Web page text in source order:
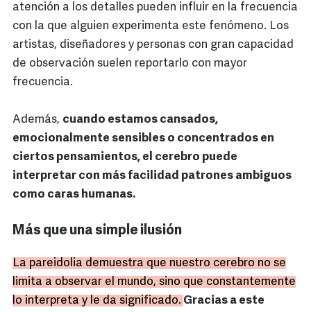
atención a los detalles pueden influir en la frecuencia
con la que alguien experimenta este fenómeno. Los
artistas, diseñadores y personas con gran capacidad
de observación suelen reportarlo con mayor
frecuencia.
Además, cuando estamos cansados,
emocionalmente sensibles o concentrados en
ciertos pensamientos, el cerebro puede
interpretar con más facilidad patrones ambiguos
como caras humanas.
Más que una simple ilusión
La pareidolia demuestra que nuestro cerebro no se
limita a observar el mundo, sino que constantemente
lo interpreta y le da significado. Gracias a este